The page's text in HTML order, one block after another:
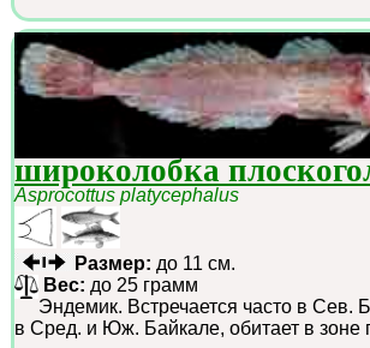
широколобка
Asprocottus platycephalus
Размер: до 11 см.
Вес: до 25 грамм
Эндемик. Встречается часто в Сев.
в Сред. и Юж. Байкале, обитает в зоне